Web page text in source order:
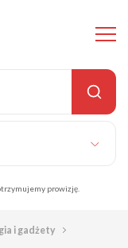
prowizję.
i gadżety